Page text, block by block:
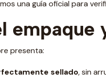
una guía oficial para
presenta:
sellado, sin